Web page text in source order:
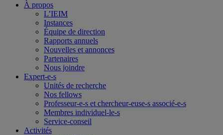
À propos
L’IEIM
Instances
Équipe de direction
Rapports annuels
Nouvelles et annonces
Partenaires
Nous joindre
Expert-e-s
Unités de recherche
Nos fellows
Professeur-e-s et chercheur-euse-s associé-e-s
Membres individuel-le-s
Service-conseil
Activités